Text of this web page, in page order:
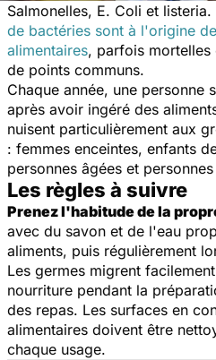
Salmonelles, E. Coli et listeria.
de bactéries sont à l'origine
alimentaires, parfois mortelles
de points communs.
Chaque année, une personne
après avoir ingéré des
nuisent particulièrement aux
: femmes enceintes, enfants
personnes âgées et
Les règles à suivre
Prenez l'habitude de la
avec du savon et de l'eau
aliments, puis régulièrement
Les germes migrent
nourriture pendant la
des repas. Les surfaces en
alimentaires doivent être
chaque usage.